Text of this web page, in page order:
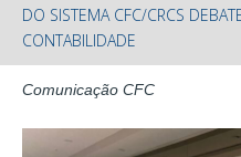
DO SISTEMA CFC/CRCS
CONTABILIDADE
Comunicação CFC